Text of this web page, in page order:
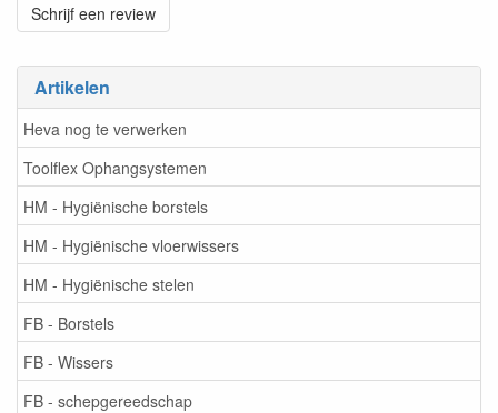
Artikelen
Heva nog te verwerken
Toolflex Ophangsystemen
HM - Hygiënische borstels
HM - Hygiënische vloerwissers
HM - Hygiënische stelen
FB - Borstels
FB - Wissers
FB - schepgereedschap
Schrijf een review